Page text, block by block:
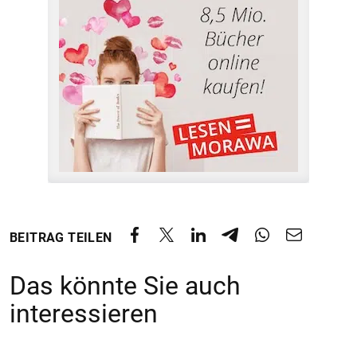
BEITRAG TEILEN
Das könnte Sie auch
interessieren